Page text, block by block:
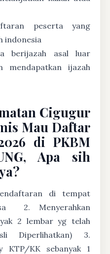
peserta yang
indonesia
berijazah asal luar
mendapatkan ijazah
Cigugur
Mau Daftar
di PKBM
Apa sih
di tempat
2. Menyerahkan
2 lembar yg telah
Diperlihatkan) 3.
KTP/KK sebanyak 1